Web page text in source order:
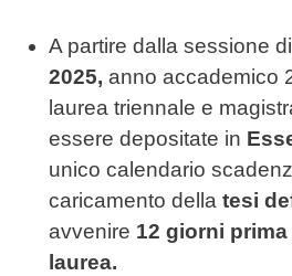
Contenuto
A partire dalla sessione
2025, anno accademico
laurea triennale e
essere depositate in
unico calendario
caricamento della tesi
avvenire 12 giorni
laurea.